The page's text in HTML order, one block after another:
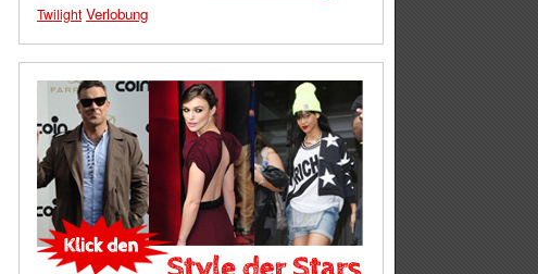
Twilight Verlobung